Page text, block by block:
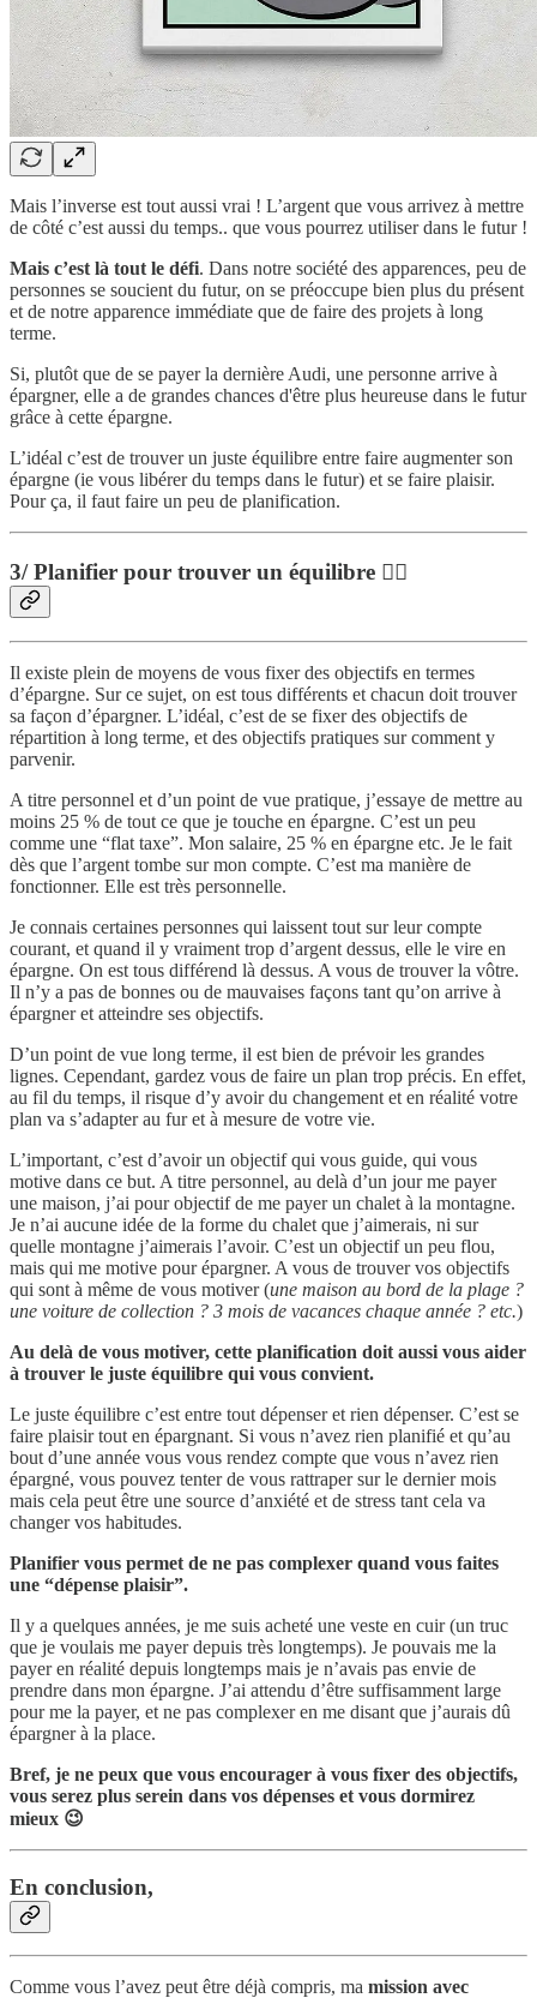
Mais l’inverse est tout aussi vrai ! L’argent que vous arrivez à mettre
de côté c’est aussi du temps.. que vous pourrez utiliser dans le futur !
Mais c’est là tout le défi. Dans notre société des apparences, peu de
personnes se soucient du futur, on se préoccupe bien plus du présent
et de notre apparence immédiate que de faire des projets à long
terme.
Si, plutôt que de se payer la dernière Audi, une personne arrive à
épargner, elle a de grandes chances d'être plus heureuse dans le futur
grâce à cette épargne.
L’idéal c’est de trouver un juste équilibre entre faire augmenter son
épargne (ie vous libérer du temps dans le futur) et se faire plaisir.
Pour ça, il faut faire un peu de planification.
3/ Planifier pour trouver un équilibre 🤸‍♂️
Il existe plein de moyens de vous fixer des objectifs en termes
d’épargne. Sur ce sujet, on est tous différents et chacun doit trouver
sa façon d’épargner. L’idéal, c’est de se fixer des objectifs de
répartition à long terme, et des objectifs pratiques sur comment y
parvenir.
A titre personnel et d’un point de vue pratique, j’essaye de mettre au
moins 25 % de tout ce que je touche en épargne. C’est un peu
comme une “flat taxe”. Mon salaire, 25 % en épargne etc. Je le fait
dès que l’argent tombe sur mon compte. C’est ma manière de
fonctionner. Elle est très personnelle.
Je connais certaines personnes qui laissent tout sur leur compte
courant, et quand il y vraiment trop d’argent dessus, elle le vire en
épargne. On est tous différend là dessus. A vous de trouver la vôtre.
Il n’y a pas de bonnes ou de mauvaises façons tant qu’on arrive à
épargner et atteindre ses objectifs.
D’un point de vue long terme, il est bien de prévoir les grandes
lignes. Cependant, gardez vous de faire un plan trop précis. En effet,
au fil du temps, il risque d’y avoir du changement et en réalité votre
plan va s’adapter au fur et à mesure de votre vie.
L’important, c’est d’avoir un objectif qui vous guide, qui vous
motive dans ce but. A titre personnel, au delà d’un jour me payer
une maison, j’ai pour objectif de me payer un chalet à la montagne.
Je n’ai aucune idée de la forme du chalet que j’aimerais, ni sur
quelle montagne j’aimerais l’avoir. C’est un objectif un peu flou,
mais qui me motive pour épargner. A vous de trouver vos objectifs
qui sont à même de vous motiver (une maison au bord de la plage ?
une voiture de collection ? 3 mois de vacances chaque année ? etc.)
Au delà de vous motiver, cette planification doit aussi vous aider
à trouver le juste équilibre qui vous convient.
Le juste équilibre c’est entre tout dépenser et rien dépenser. C’est se
faire plaisir tout en épargnant. Si vous n’avez rien planifié et qu’au
bout d’une année vous vous rendez compte que vous n’avez rien
épargné, vous pouvez tenter de vous rattraper sur le dernier mois
mais cela peut être une source d’anxiété et de stress tant cela va
changer vos habitudes.
Planifier vous permet de ne pas complexer quand vous faites
une “dépense plaisir”.
Il y a quelques années, je me suis acheté une veste en cuir (un truc
que je voulais me payer depuis très longtemps). Je pouvais me la
payer en réalité depuis longtemps mais je n’avais pas envie de
prendre dans mon épargne. J’ai attendu d’être suffisamment large
pour me la payer, et ne pas complexer en me disant que j’aurais dû
épargner à la place.
Bref, je ne peux que vous encourager à vous fixer des objectifs,
vous serez plus serein dans vos dépenses et vous dormirez
mieux 😉
En conclusion,
Comme vous l’avez peut être déjà compris, ma mission avec